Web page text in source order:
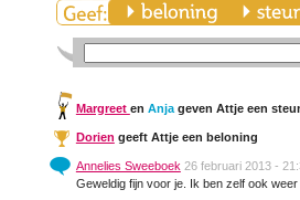
Margreet en Anjageven Attje een
Dorien geeft Attje een beloning
Annelies Sweeboek 26 februari 2013 -
Geweldig fijn voor je. Ik ben zelf ook